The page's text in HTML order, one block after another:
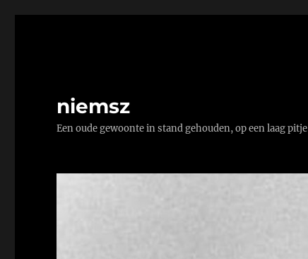
niemsz
Een oude gewoonte in stand gehouden, op een laag pitje